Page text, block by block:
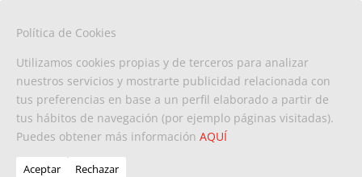
Política de Cookies
Utilizamos cookies propias y de terceros para analizar
nuestros servicios y mostrarte publicidad relacionada con
tus preferencias en base a un perfil elaborado a partir de
tus hábitos de navegación (por ejemplo páginas visitadas).
Puedes obtener más información AQUÍ
Aceptar Rechazar